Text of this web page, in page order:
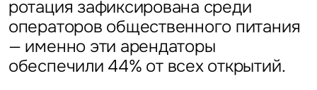
ротация зафиксирована среди
операторов общественного питания
— именно эти арендаторы
обеспечили 44% от всех открытий.